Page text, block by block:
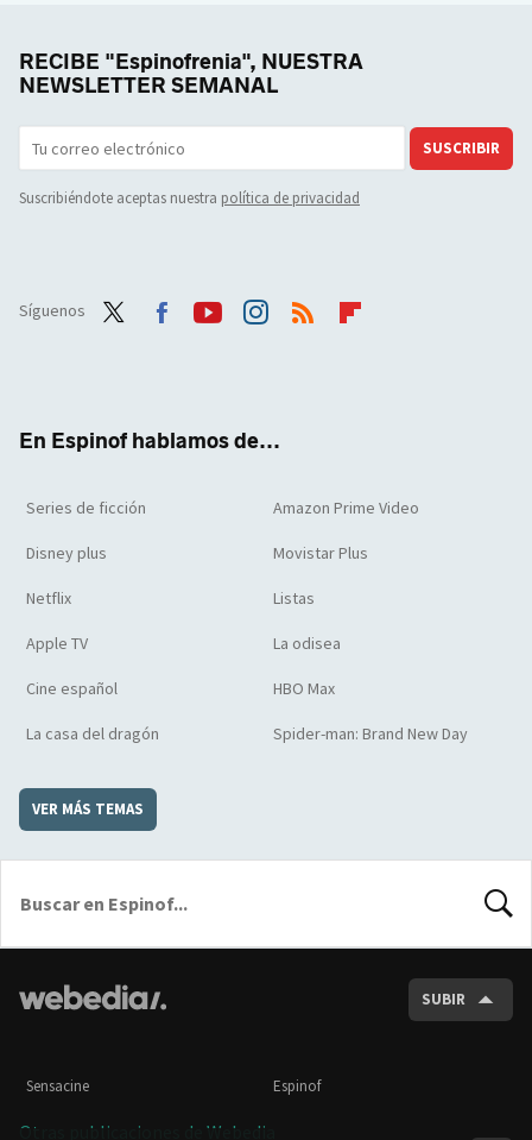
RECIBE "Espinofrenia", NUESTRA
NEWSLETTER SEMANAL
SUSCRIBIR
Suscribiéndote aceptas nuestra política de privacidad
Síguenos
En Espinof hablamos de...
Series de ficción Amazon Prime Video
Disney plus Movistar Plus
Netflix Listas
Apple TV La odisea
Cine español HBO Max
La casa del dragón Spider-man: Brand New Day
VER MÁS TEMAS
SUBIR
Sensacine Espinof
Otras publicaciones de Webedia